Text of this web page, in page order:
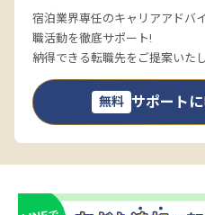
宿泊業界専任のキャリアアドバ
職活動を徹底サポート!
納得できる転職先をご提案いたし
無料 サポート